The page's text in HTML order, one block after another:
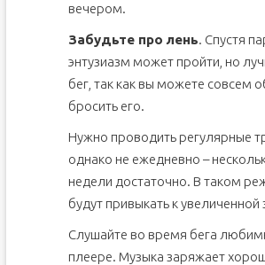
вечером.
Забудьте про лень. Спустя
энтузиазм может пройти, но
бег, так как вы можете совсем
бросить его.
Нужно проводить регулярные
однако не ежедневно –
недели достаточно. В таком
будут привыкать к увеличенной
Слушайте во время бега
плеере. Музыка заряжает